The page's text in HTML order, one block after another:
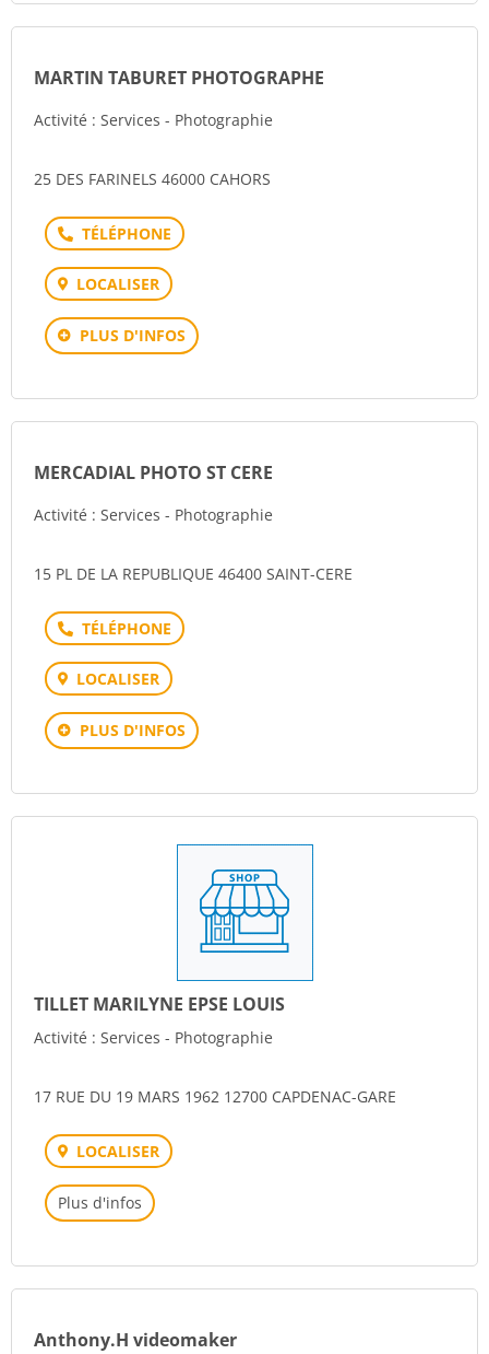
MARTIN TABURET PHOTOGRAPHE
Activité : Services - Photographie
25 DES FARINELS 46000 CAHORS
Téléphone
LOCALISER
PLUS D'INFOS
MERCADIAL PHOTO ST CERE
Activité : Services - Photographie
15 PL DE LA REPUBLIQUE 46400 SAINT-CERE
Téléphone
LOCALISER
PLUS D'INFOS
TILLET MARILYNE EPSE LOUIS
Activité : Services - Photographie
17 RUE DU 19 MARS 1962 12700 CAPDENAC-GARE
LOCALISER
Plus d'infos
Anthony.H videomaker